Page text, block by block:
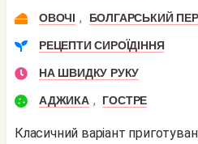
ОВОЧІ , БОЛГАРСЬКИЙ
РЕЦЕПТИ СИРОЇДІННЯ
НА ШВИДКУ РУКУ
АДЖИКА , ГОСТРЕ
Класичний варіант